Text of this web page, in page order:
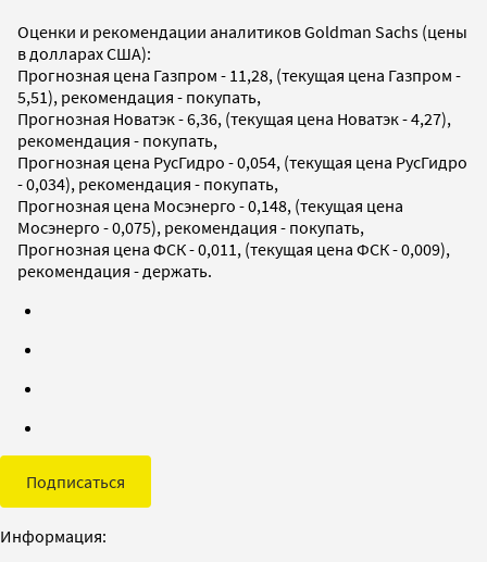
Оценки и рекомендации аналитиков Goldman Sachs (цены
в долларах США):
Прогнозная цена Газпром - 11,28, (текущая цена Газпром -
5,51), рекомендация - покупать,
Прогнозная Новатэк - 6,36, (текущая цена Новатэк - 4,27),
рекомендация - покупать,
Прогнозная цена РусГидро - 0,054, (текущая цена РусГидро
- 0,034), рекомендация - покупать,
Прогнозная цена Мосэнерго - 0,148, (текущая цена
Мосэнерго - 0,075), рекомендация - покупать,
Прогнозная цена ФСК - 0,011, (текущая цена ФСК - 0,009),
рекомендация - держать.
Подписаться
Информация: